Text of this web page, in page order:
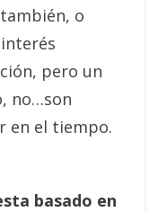
o
pero un
no…son
en el tiempo.
basado en